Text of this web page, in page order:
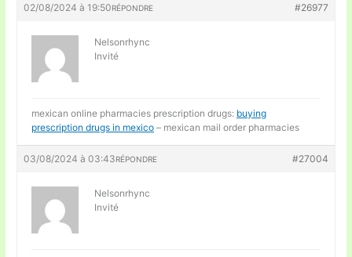
02/08/2024 à 19:50 #26977
RÉPONDRE
Nelsonrhync
Invité
mexican online pharmacies prescription drugs: buying
prescription drugs in mexico – mexican mail order pharmacies
03/08/2024 à 03:43 #27004
RÉPONDRE
Nelsonrhync
Invité